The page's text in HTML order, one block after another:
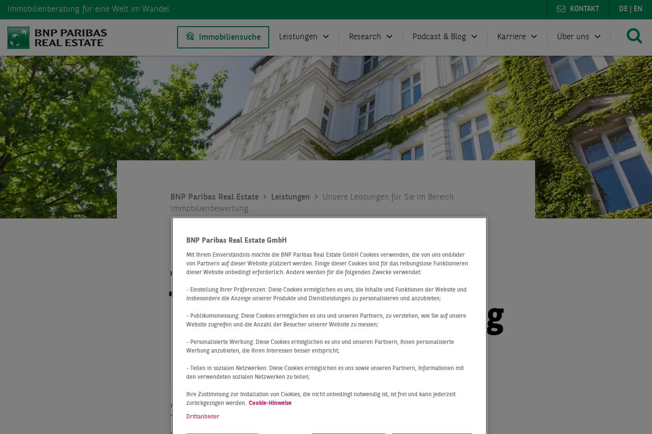
Immobilienberatung für eine Welt im Wandel DE EN
KONTAKT
Immobiliensuche Leistungen Research Podcast & Blog Karriere Über uns
BNP Paribas Real Estate Leistungen
Unsere Leistungen für Sie im Bereich
Immobilienbewertung
Unsere Leistungen
für Sie im Bereich
Immobilienbewertung
Immobilienbewertung: unsere
persönlichen Leistungen für
Sie
BNP Paribas Real Estate GmbH
Mit Ihrem Einverständnis möchte die BNP Paribas Real Estate GmbH Cookies verwenden, die von uns und/oder
von Partnern auf dieser Website platziert werden. Einige dieser Cookies sind für das reibungslose Funktionieren
dieser Website unbedingt erforderlich. Andere werden für die folgenden Zwecke verwendet:
- Einstellung Ihrer Präferenzen: Diese Cookies ermöglichen es uns, die Inhalte und Funktionen der Website und
insbesondere die Anzeige unserer Produkte und Dienstleistungen zu personalisieren und anzubieten;
- Publikumsmessung: Diese Cookies ermöglichen es uns und unseren Partnern, zu verstehen, wie Sie auf unsere
Website zugreifen und die Anzahl der Besucher unserer Website zu messen;
- Personalisierte Werbung: Diese Cookies ermöglichen es uns und unseren Partnern, Ihnen personalisierte
Werbung anzubieten, die Ihren Interessen besser entspricht;
- Teilen in sozialen Netzwerken: Diese Cookies ermöglichen es uns sowie unseren Partnern, Informationen mit
den verwendeten sozialen Netzwerken zu teilen;
Ihre Zustimmung zur Installation von Cookies, die nicht unbedingt notwendig ist, ist frei und kann jederzeit
zurückgezogen werden. Cookie-Hinweise
Drittanbieter